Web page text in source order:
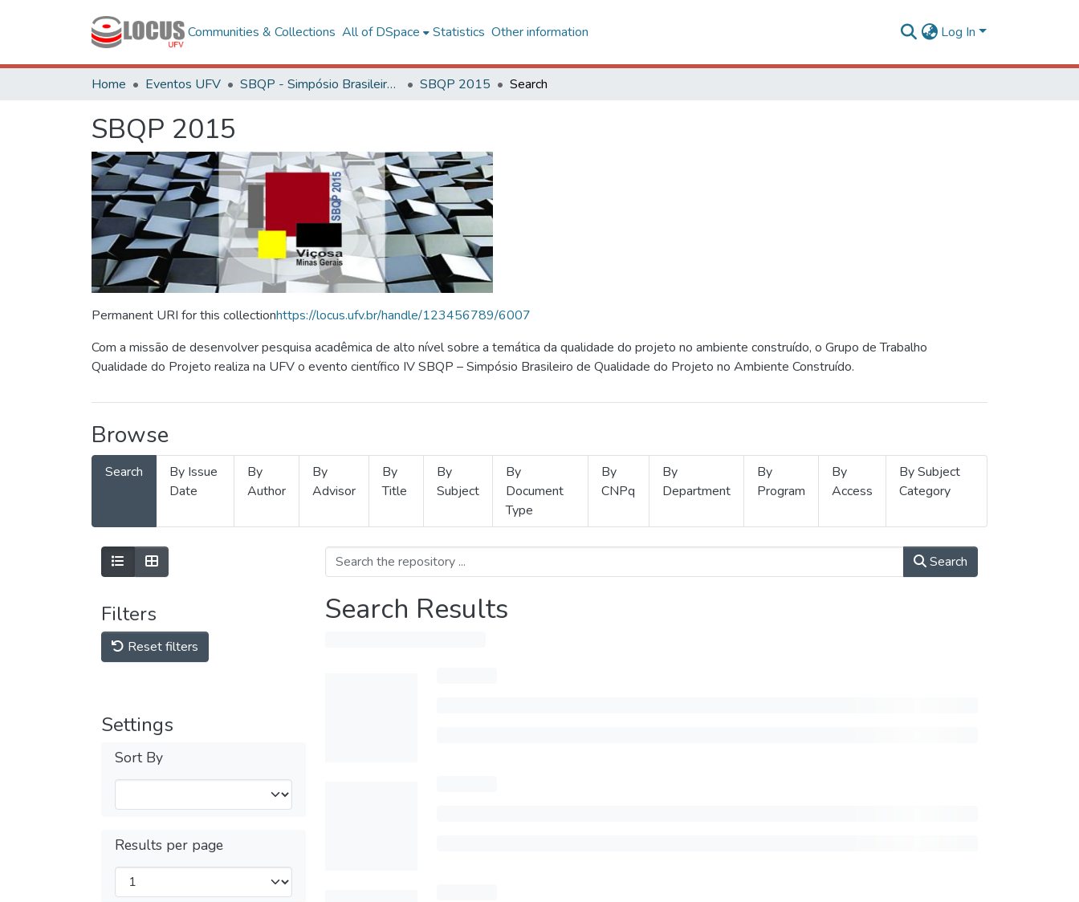
Communities & Collections All of DSpace Statistics Other information Log In
Home Eventos UFV SBQP - Simpósio Brasileiro de Qualidade do Projeto no Ambiente Construído SBQP 2015 Search
SBQP 2015
Permanent URI for this collectionhttps://locus.ufv.br/handle/123456789/6007
Com a missão de desenvolver pesquisa acadêmica de alto nível sobre a temática da qualidade do projeto no ambiente construído, o Grupo de Trabalho
Qualidade do Projeto realiza na UFV o evento científico IV SBQP – Simpósio Brasileiro de Qualidade do Projeto no Ambiente Construído.
Browse
Search
By Issue
Date
By
Author
By
Advisor
By
Title
By
Subject
By
Document
Type
By
CNPq
By
Department
By
Program
By
Access
By Subject
Category
Filters
Reset filters
Settings
Sort By
Results per page
Search
Search Results